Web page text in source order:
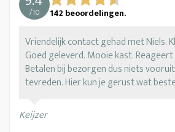
/10 142 beoordelingen.
Vriendelijk contact gehad met Niels.
Goed geleverd. Mooie kast.
Betalen bij bezorgen dus niets
tevreden. Hier kun je gerust wat
Keijzer